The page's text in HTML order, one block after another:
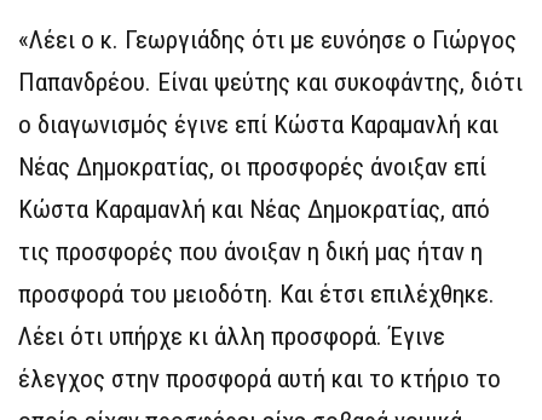
«Λέει ο κ. Γεωργιάδης ότι με ευνόησε ο Γιώργος
Παπανδρέου. Είναι ψεύτης και συκοφάντης, διότι
ο διαγωνισμός έγινε επί Κώστα Καραμανλή και
Νέας Δημοκρατίας, οι προσφορές άνοιξαν επί
Κώστα Καραμανλή και Νέας Δημοκρατίας, από
τις προσφορές που άνοιξαν η δική μας ήταν η
προσφορά του μειοδότη. Και έτσι επιλέχθηκε.
Λέει ότι υπήρχε κι άλλη προσφορά. Έγινε
έλεγχος στην προσφορά αυτή και το κτήριο το